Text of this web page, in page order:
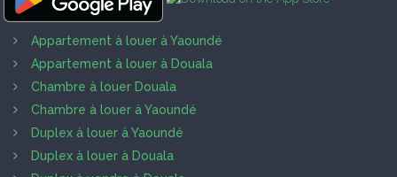
Appartement à louer à Yaoundé
Appartement à louer à Douala
Chambre à louer Douala
Chambre à louer à Yaoundé
Duplex à louer à Yaoundé
Duplex à louer à Douala